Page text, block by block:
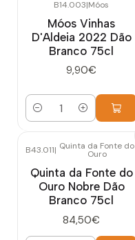
B14.003|Móos
Móos Vinhas
D'Aldeia 2022 Dão
Branco 75cl
9,90€
Cantidad
B43.011| Quinta da Fonte do
Ouro
Quinta da Fonte do
Ouro Nobre Dão
Branco 75cl
84,50€